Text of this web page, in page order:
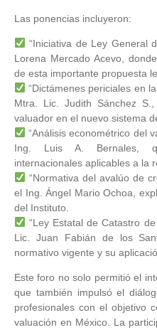
Las ponencias incluyeron:
“Iniciativa de Ley General
Lorena Mercado Acevo,
de esta importante propuesta
“Dictámenes periciales en
Mtra. Lic. Judith Sánchez
valuador en el nuevo sistema
“Análisis econométrico del
Ing. Luis A. Bernales,
internacionales aplicables a la
“Normativa del avalúo de
el Ing. Ángel Mario Ochoa,
del Instituto.
“Ley Estatal de Catastro
Lic. Juan Fabián de los
normativo vigente y su
Este foro no solo permitió el
que también impulsó el
profesionales con el objetivo
valuación en México. La